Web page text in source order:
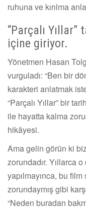
ruhuna ve kırılma
“Parçalı
içine giriyor.
Yönetmen Hasan
vurguladı: “Ben bir
karakteri anlatmak
“Parçalı Yıllar” bir
ile hayatta kalma
hikâyesi.
Ama gelin görün ki
zorundadır. Yıllarca
yapılmayınca, bu
zorundaymış gibi
“Neden buradan